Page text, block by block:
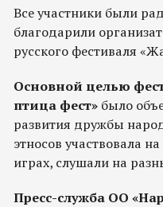
Все участники были
благодарили
русского фестиваля
Основной целью
птица фест» было
развития дружбы
этносов участвовала
играх, слушали на
Пресс-служба ОО